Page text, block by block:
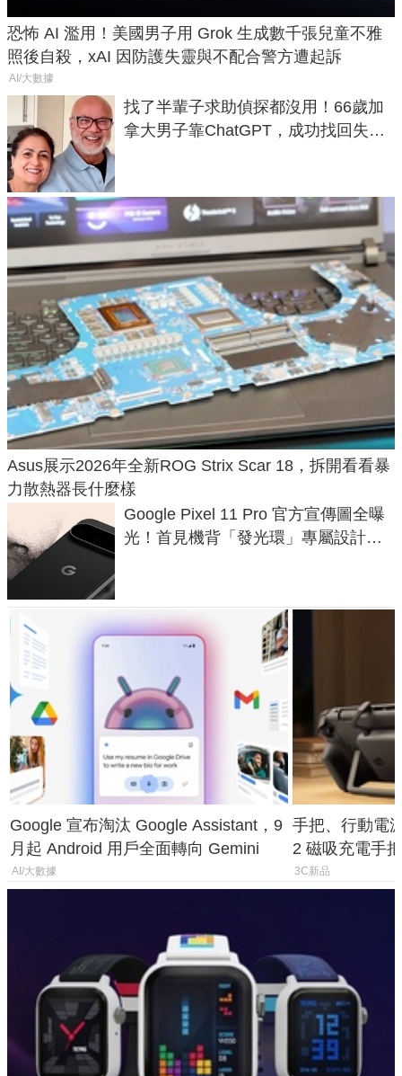
恐怖 AI 濫用！美國男子用 Grok 生成數千張兒童不雅
照後自殺，xAI 因防護失靈與不配合警方遭起訴
AI/大數據
找了半輩子求助偵探都沒用！66歲加
拿大男子靠ChatGPT，成功找回失散
Asus展示2026年全新ROG Strix Scar 18，拆開看看暴
力散熱器長什麼樣
Google Pixel 11 Pro 官方宣傳圖全曝
光！首見機背「發光環」專屬設計、
Google 宣布淘汰 Google Assistant，9
月起 Android 用戶全面轉向 Gemini
AI/大數據
手把、行動電
2 磁吸充電手
倍
3C新品